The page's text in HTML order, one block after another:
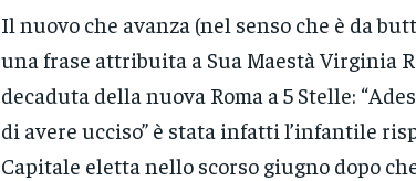
Il nuovo che avanza (nel senso che è da
una frase attribuita a Sua Maestà Virginia
decaduta della nuova Roma a 5 Stelle:
di avere ucciso” è stata infatti l’infantile
Capitale eletta nello scorso giugno dopo